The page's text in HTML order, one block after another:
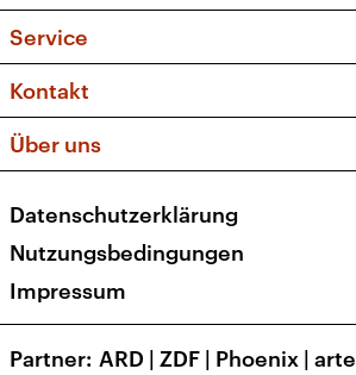
Sendungen und Podcasts
Musikliste
Kakadu – Das Kinderprogramm
Frequenzen (UKW + DAB+)
Service
FAQ
Apps
Newsletter
Veranstaltungen
Kontakt
Social Media
Über uns
Presse
Karriere
Transparenz
Datenschutzerklärung
Nutzungsbedingungen
Impressum
Partner ARD | ZDF | Phoenix | arte